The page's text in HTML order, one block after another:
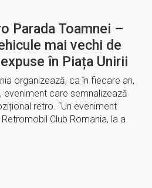
Parada Toamnei –
mai vechi de
în Piața Unirii
organizează, ca în fiecare an,
eveniment care semnalizează
retro. “Un eveniment
Club Romania, la a